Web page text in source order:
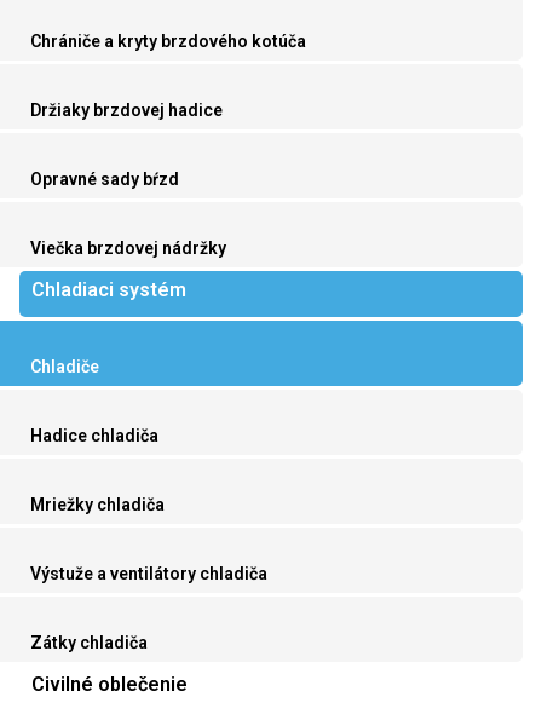
Chrániče a kryty brzdového kotúča
Držiaky brzdovej hadice
Opravné sady bŕzd
Viečka brzdovej nádržky
Chladiaci systém
Chladiče
Hadice chladiča
Mriežky chladiča
Výstuže a ventilátory chladiča
Zátky chladiča
Civilné oblečenie